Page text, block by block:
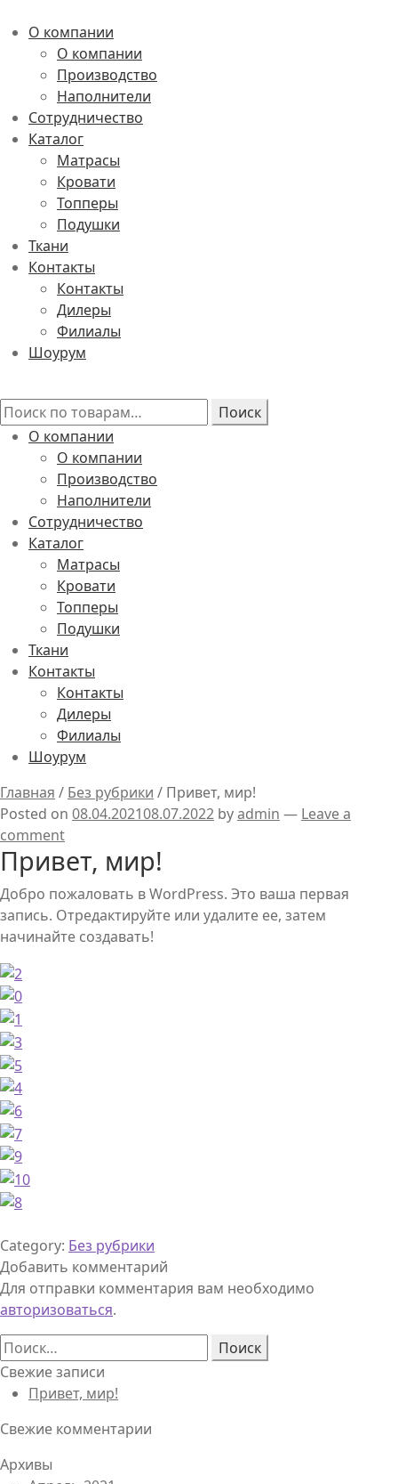
О компании
О компании
Производство
Наполнители
Сотрудничество
Каталог
Матрасы
Кровати
Топперы
Подушки
Ткани
Контакты
Контакты
Дилеры
Филиалы
Шоурум
Искать:
Поиск
О компании
О компании
Производство
Наполнители
Сотрудничество
Каталог
Матрасы
Кровати
Топперы
Подушки
Ткани
Контакты
Контакты
Дилеры
Филиалы
Шоурум
Главная / Без рубрики / Привет, мир!
Posted on 08.04.202108.07.2022 byadmin — Leave a
comment
Привет, мир!
Добро пожаловать в WordPress. Это ваша первая
запись. Отредактируйте или удалите ее, затем
начинайте создавать!
Category: Без рубрики
Добавить комментарий
Для отправки комментария вам необходимо
авторизоваться.
Найти:
Свежие записи
Привет, мир!
Свежие комментарии
Архивы